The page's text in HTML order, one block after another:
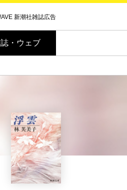
新潮社雑誌広告
・ウェブ